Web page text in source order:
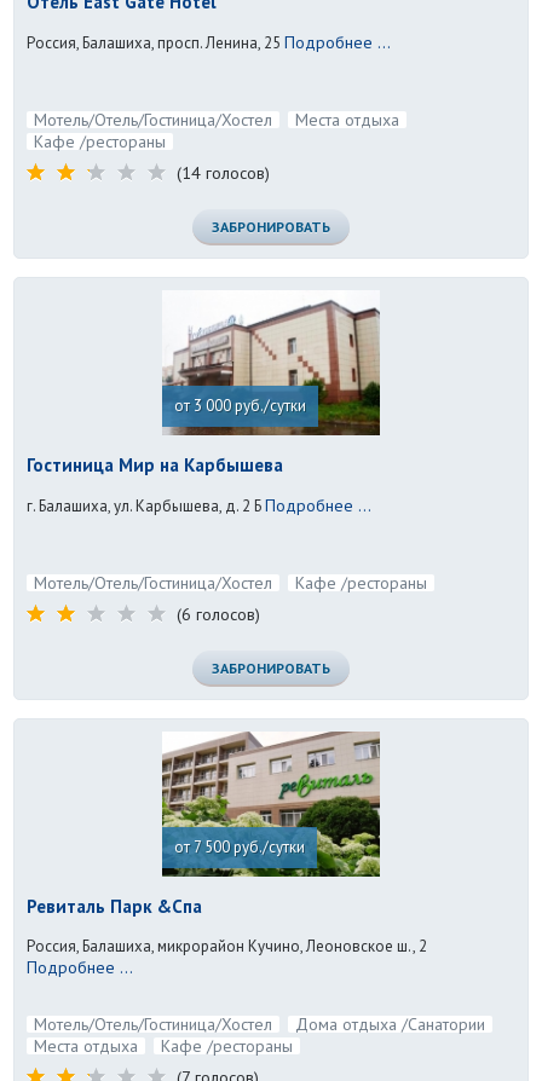
Россия, Балашиха, просп. Ленина, 25 Подробнее ...
Мотель/Отель/Гостиница/Хостел
Места отдыха
Кафе /рестораны
(14 голосов)
ЗАБРОНИРОВАТЬ
от 3 000 руб./сутки
Гостиница Мир на Карбышева
г. Балашиха, ул. Карбышева, д. 2 БПодробнее ...
Мотель/Отель/Гостиница/Хостел
Кафе /рестораны
(6 голосов)
ЗАБРОНИРОВАТЬ
от 7 500 руб./сутки
Ревиталь Парк &Спа
Россия, Балашиха, микрорайон Кучино, Леоновское ш., 2
Подробнее ...
Мотель/Отель/Гостиница/Хостел
Дома отдыха /Санатории
Места отдыха
Кафе /рестораны